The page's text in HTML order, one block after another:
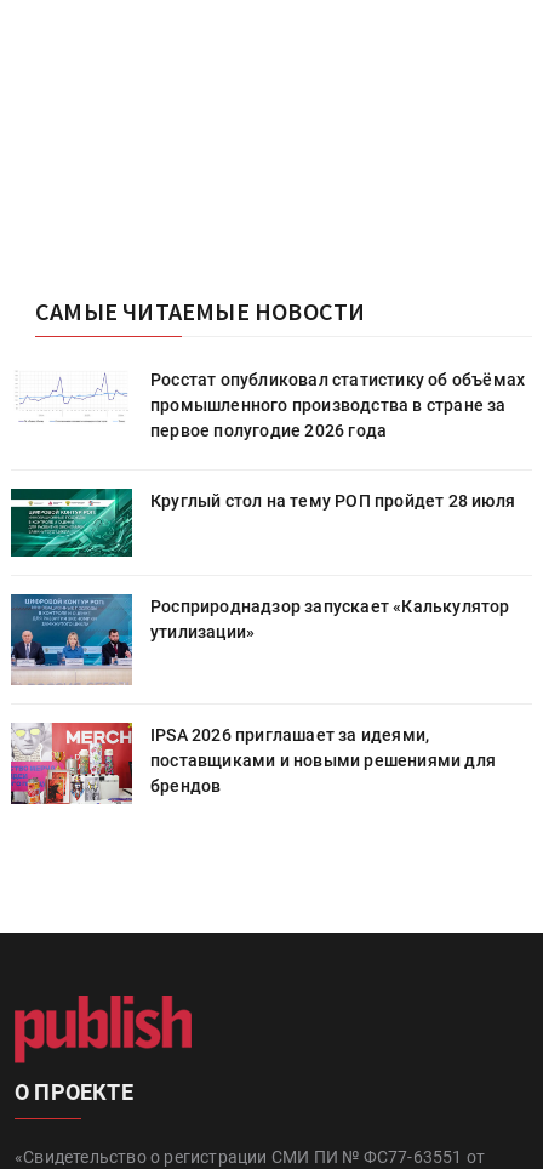
САМЫЕ ЧИТАЕМЫЕ НОВОСТИ
Росстат опубликовал статистику об объёмах
промышленного производства в стране за
первое полугодие 2026 года
Круглый стол на тему РОП пройдет 28 июля
Росприроднадзор запускает «Калькулятор
утилизации»
IPSA 2026 приглашает за идеями,
поставщиками и новыми решениями для
брендов
О ПРОЕКТЕ
«Свидетельство о регистрации СМИ ПИ № ФС77-63551 от